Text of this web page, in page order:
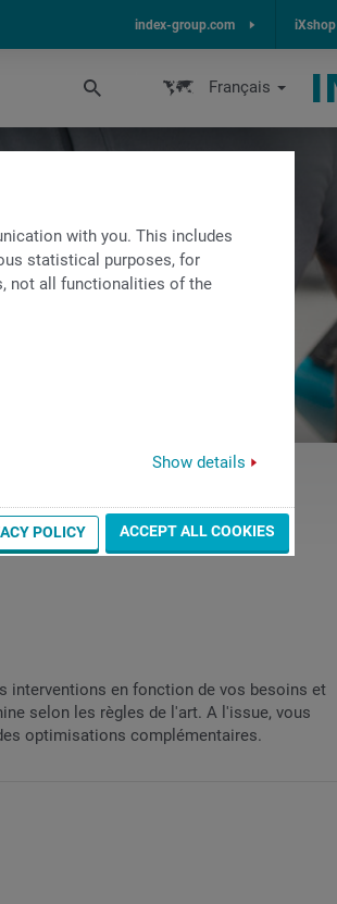
with you. This includes
statistical purposes, for
not all functionalities of the
Show details
POLICY ACCEPT ALL COOKIES
index-group.com iXshop
Français
interventions en fonction de vos besoins et
selon les règles de l'art. A l'issue, vous
optimisations complémentaires.